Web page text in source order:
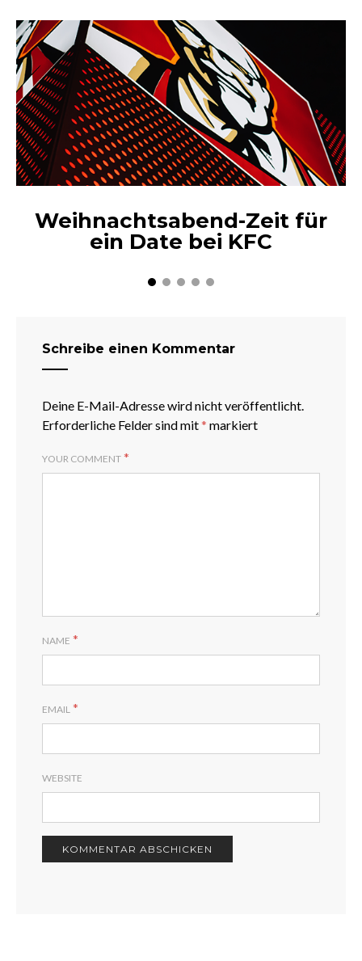
Weihnachtsabend-Zeit für
ein Date bei KFC
Schreibe einen Kommentar
Deine E-Mail-Adresse wird nicht veröffentlicht.
Erforderliche Felder sind mit* markiert
YOUR COMMENT *
NAME *
EMAIL *
WEBSITE